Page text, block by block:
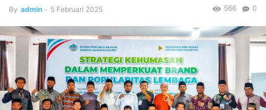
By admin - 5 Februari 2025 0
566